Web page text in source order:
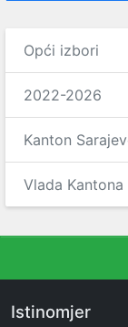
Opći izbori
2022-2026
Kanton
Vlada Kantona
Istinomjer